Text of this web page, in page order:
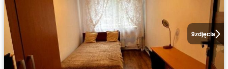
9zdjęcia